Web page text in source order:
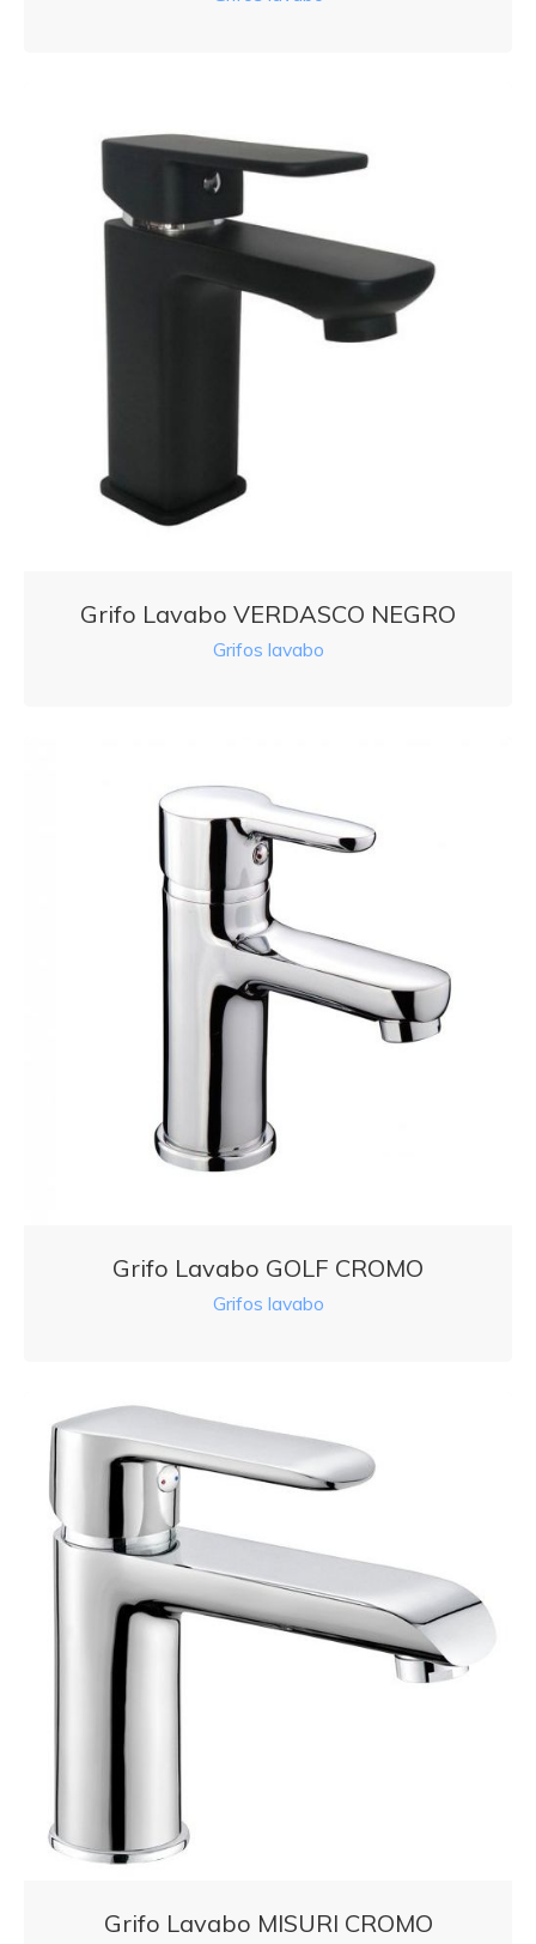
Grifo Lavabo VERDASCO NEGRO
Grifos lavabo
Grifo Lavabo GOLF CROMO
Grifos lavabo
Grifo Lavabo MISURI CROMO